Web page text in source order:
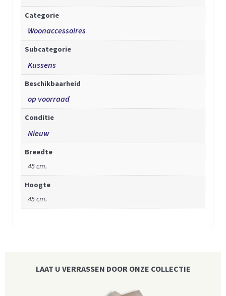
Categorie
Woonaccessoires
Subcategorie
Kussens
Beschikbaarheid
op voorraad
Conditie
Nieuw
Breedte
45 cm.
Hoogte
45 cm.
LAAT U VERRASSEN DOOR ONZE COLLECTIE